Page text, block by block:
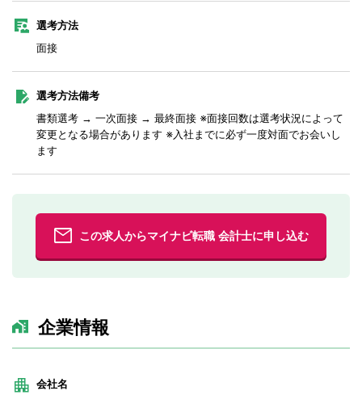
選考方法
面接
選考方法備考
書類選考 → 一次面接 → 最終面接 ※面接回数は選考状況によって
変更となる場合があります ※入社までに必ず一度対面でお会いし
ます
この求人からマイナビ転職 会計士に申し込む
企業情報
会社名